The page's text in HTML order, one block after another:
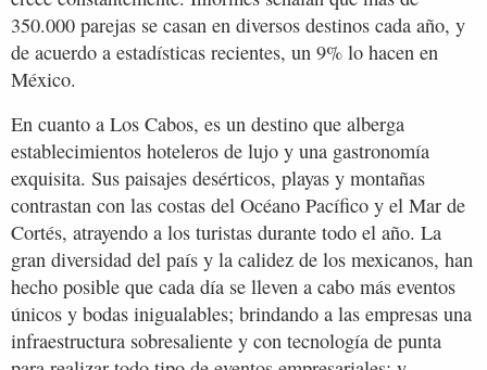
350.000 parejas se casan en diversos destinos cada año, y
de acuerdo a estadísticas recientes, un 9% lo hacen en
México.
En cuanto a Los Cabos, es un destino que alberga
establecimientos hoteleros de lujo y una gastronomía
exquisita. Sus paisajes desérticos, playas y montañas
contrastan con las costas del Océano Pacífico y el Mar de
Cortés, atrayendo a los turistas durante todo el año. La
gran diversidad del país y la calidez de los mexicanos, han
hecho posible que cada día se lleven a cabo más eventos
únicos y bodas inigualables; brindando a las empresas una
infraestructura sobresaliente y con tecnología de punta